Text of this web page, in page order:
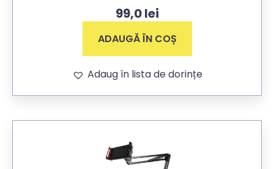
99,0lei
ADAUGĂ ÎN COȘ
Adaug în lista de dorințe